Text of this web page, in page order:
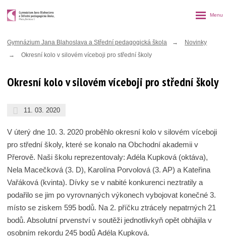
Gymnázium Jana Blahoslava a Střední pedagogická škola
Novinky
Okresní kolo v silovém víceboji pro střední školy
Okresní kolo v silovém víceboji pro střední školy
11. 03. 2020
V úterý dne 10. 3. 2020 proběhlo okresní kolo v silovém víceboji
pro střední školy, které se konalo na Obchodní akademii v
Přerově. Naši školu reprezentovaly: Adéla Kupková (oktáva),
Nela Macečková (3. D), Karolína Porvolová (3. AP) a Kateřina
Vařáková (kvinta). Dívky se v nabité konkurenci neztratily a
podařilo se jim po vyrovnaných výkonech vybojovat konečné 3.
místo se ziskem 595 bodů. Na 2. příčku ztrácely nepatrných 21
bodů. Absolutní prvenství v soutěži jednotlivkyň opět obhájila v
osobním rekordu 245 bodů Adéla Kupková.